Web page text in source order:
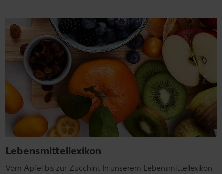
Lebensmittellexikon
Vom Apfel bis zur Zucchini: In unserem Lebensmittellexikon